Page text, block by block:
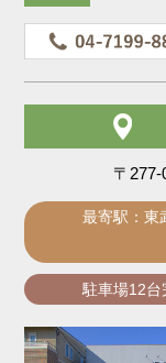
〒
最寄駅：東
駐車場12台